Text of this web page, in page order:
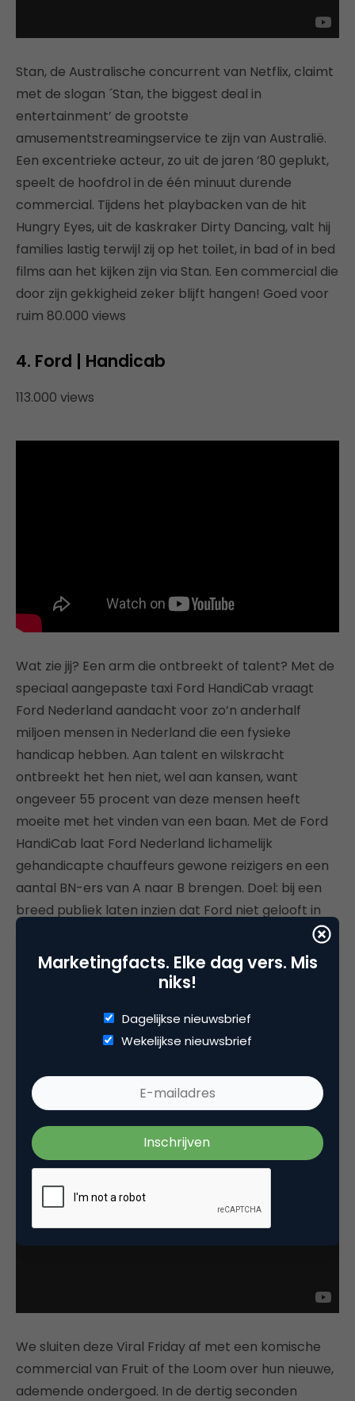
Stan, de Australische concurrent van Netflix, claimt
met de slogan ´Stan, the biggest deal in
entertainment’ de grootste
amusementstreamingservice te zijn van Australië.
Een excentrieke acteur, zo uit de jaren ’80 geplukt,
speelt de hoofdrol in de één minuut durende
commercial. Tijdens het playbacken van de hit
Hungry Eyes, uit de kaskraker Dirty Dancing, valt hij
families lastig terwijl zij op het toilet, in bad of in bed
films aan het kijken zijn via Stan. Een commercial die
door zijn gekkigheid zeker blijft hangen! Goed voor
ruim 80.000 views
4. Ford | Handicab
113.000 views
Wat zie jij? Een arm die ontbreekt of talent? Met de
speciaal aangepaste taxi Ford HandiCab vraagt
Ford Nederland aandacht voor zo’n anderhalf
miljoen mensen in Nederland die een fysieke
handicap hebben. Aan talent en wilskracht
ontbreekt het hen niet, wel aan kansen, want
ongeveer 55 procent van deze mensen heeft
moeite met het vinden van een baan. Met de Ford
HandiCab laat Ford Nederland lichamelijk
gehandicapte chauffeurs gewone reizigers en een
aantal BN-ers van A naar B brengen. Doel: bij een
breed publiek laten inzien dat Ford niet gelooft in
‘handicap’, maar in ‘handicapable’. De inspirerende
video raakt de juiste snaar en is inmiddels al meer
dan 113.000 keer bekeken. Enjoy!
5. Fruit of the Loom: Ladies Breathable
Underwear
6,136 views
We sluiten deze Viral Friday af met een komische
commercial van Fruit of the Loom over hun nieuwe,
ademende ondergoed. In de dertig seconden
Marketingfacts. Elke dag vers. Mis
niks!
Dagelijkse nieuwsbrief
Wekelijkse nieuwsbrief